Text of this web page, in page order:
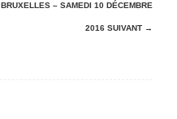
BRUXELLES – SAMEDI 10 DÉCEMBRE
2016 SUIVANT →